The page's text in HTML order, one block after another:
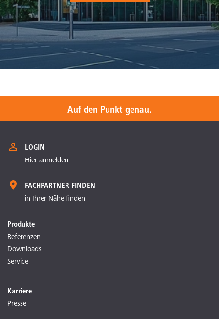
Auf den Punkt genau.
LOGIN
Hier anmelden
FACHPARTNER FINDEN
in Ihrer Nähe finden
Produkte
Referenzen
Downloads
Service
Karriere
Presse